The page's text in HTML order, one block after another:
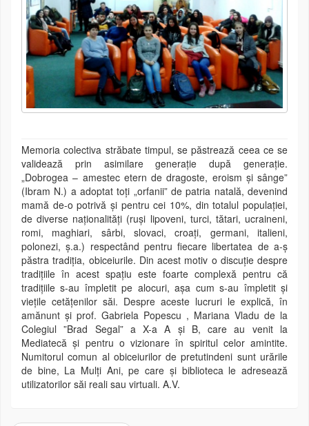
Memoria colectiva străbate timpul, se păstrează ceea ce se
validează prin asimilare generație după generație.
„Dobrogea – amestec etern de dragoste, eroism și sânge”
(Ibram N.) a adoptat toți „orfanii” de patria natală, devenind
mamă de-o potrivă și pentru cei 10%, din totalul populației,
de diverse naționalități (ruși lipoveni, turci, tătari, ucraineni,
romi, maghiari, sârbi, slovaci, croați, germani, italieni,
polonezi, ș.a.) respectând pentru fiecare libertatea de a-ș
păstra tradiția, obiceiurile. Din acest motiv o discuție despre
tradițiile în acest spațiu este foarte complexă pentru că
tradițiile s-au împletit pe alocuri, așa cum s-au împletit și
viețile cetățenilor săi. Despre aceste lucruri le explică, în
amănunt și prof. Gabriela Popescu , Mariana Vladu de la
Colegiul ”Brad Segal” a X-a A și B, care au venit la
Mediatecă și pentru o vizionare în spiritul celor amintite.
Numitorul comun al obiceiurilor de pretutindeni sunt urările
de bine, La Mulți Ani, pe care și biblioteca le adresează
utilizatorilor săi reali sau virtuali. A.V.